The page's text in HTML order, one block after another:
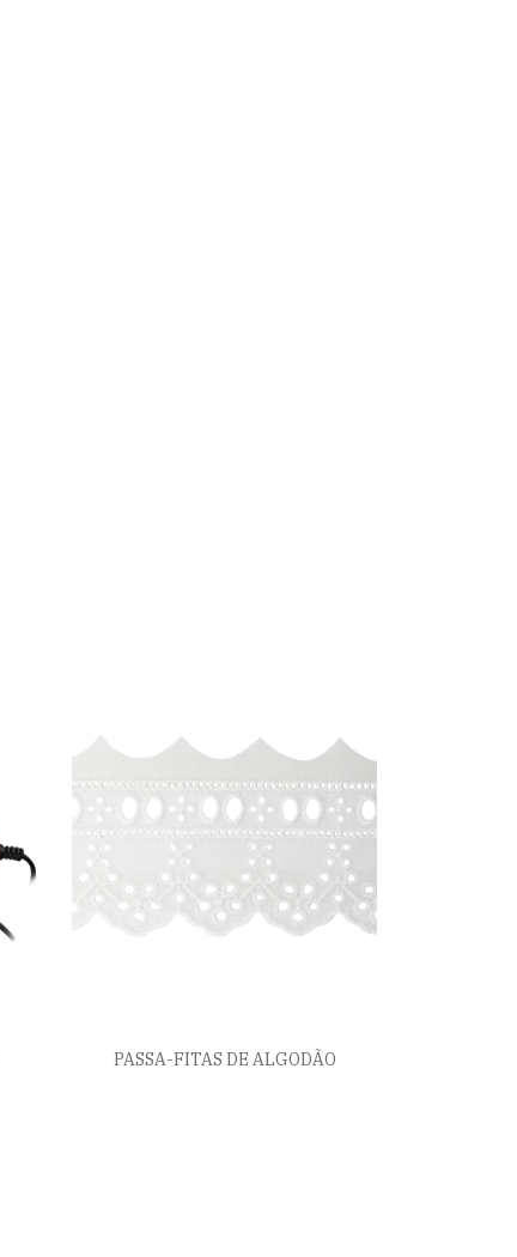
PASSA-FITAS DE ALGODÃO